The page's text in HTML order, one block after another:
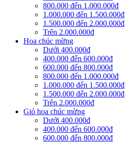
800.000 đến 1.000.000đ
1.000.000 đến 1.500.000đ
1.500.000 đến 2.000.000đ
Trên 2.000.000đ
Hoa chúc mừng
Dưới 400.000đ
400.000 đến 600.000đ
600.000 đến 800.000đ
800.000 đến 1.000.000đ
1.000.000 đến 1.500.000đ
1.500.000 đến 2.000.000đ
Trên 2.000.000đ
Giỏ hoa chúc mừng
Dưới 400.000đ
400.000 đến 600.000đ
600.000 đến 800.000đ